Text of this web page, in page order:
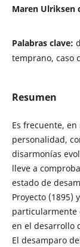
Maren Ulriksen
Palabras clave:
temprano, caso
Resumen
Es frecuente,
personalidad,
disarmonías
lleve a
estado de
Proyecto (1895)
particularmente
en el desarrollo
El desamparo